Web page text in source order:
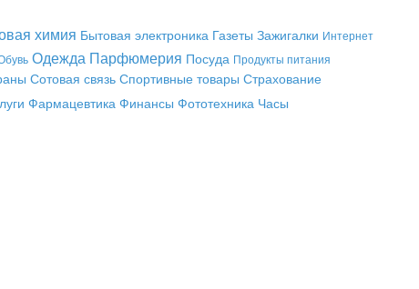
химия Бытовая электроника Газеты Зажигалки Интернет
Одежда Парфюмерия Посуда Продукты питания
Сотовая связь Спортивные товары Страхование
Фармацевтика Финансы Фототехника Часы